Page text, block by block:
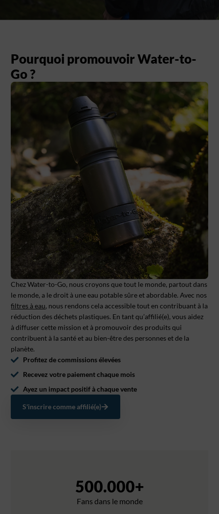
Pourquoi promouvoir Water-to-
Go ?
Chez Water-to-Go, nous croyons que tout le monde, partout dans
le monde, a le droit à une eau potable sûre et abordable. Avec nos
filtres à eau, nous rendons cela accessible tout en contribuant à la
réduction des déchets plastiques. En tant qu’affilié(e), vous aidez
à diffuser cette mission et à promouvoir des produits qui
contribuent à la santé et au bien-être des personnes et de la
planète.
Profitez de commissions élevées
Recevez votre paiement chaque mois
Ayez un impact positif à chaque vente
S'inscrire comme affilié(e)
Fans dans le monde
500.000+